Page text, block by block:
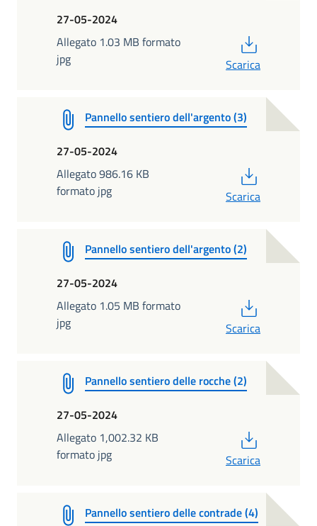
27-05-2024
Allegato 1.03 MB formato
jpg
Scarica
Pannello sentiero dell'argento (3)
27-05-2024
Allegato 986.16 KB
formato jpg
Scarica
Pannello sentiero dell'argento (2)
27-05-2024
Allegato 1.05 MB formato
jpg
Scarica
Pannello sentiero delle rocche (2)
27-05-2024
Allegato 1,002.32 KB
formato jpg
Scarica
Pannello sentiero delle contrade (4)